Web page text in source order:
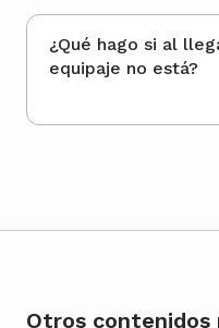
¿Qué hago si al
equipaje no está?
Otros contenidos